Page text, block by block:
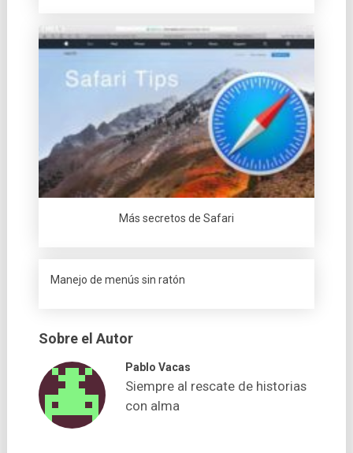
Más secretos de Safari
Manejo de menús sin ratón
Sobre el Autor
Pablo Vacas
Siempre al rescate de historias
con alma